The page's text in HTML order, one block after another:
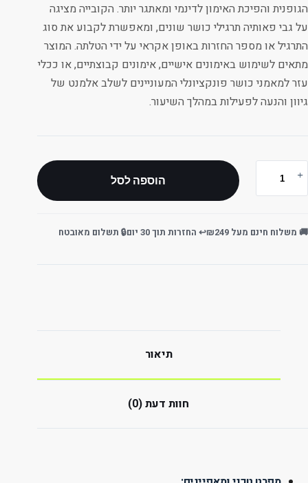
הגופנית והפיכת האימון לדינמי ומאתגר יותר. הקובייה מציגה
על גבי פאותיה תרגילי כושר שונים, ומאפשרת לקבוע את סוג
התרגיל או מספר החזרות באופן אקראי על ידי הטלתה. המוצר
מתאים לשימוש באימונים אישיים, אימונים קבוצתיים, או ככלי
עזר למאמני כושר פונקציונלי המעוניינים לשלב אלמנט של
גיוון והנעה לפעילות במהלך השיעור.
הוספה לסל
🚚 משלוח חינם מעל ₪249 ↩️ החזרות תוך 30 יום 🔒 תשלום מאובטח
תיאור
חוות דעת (0)